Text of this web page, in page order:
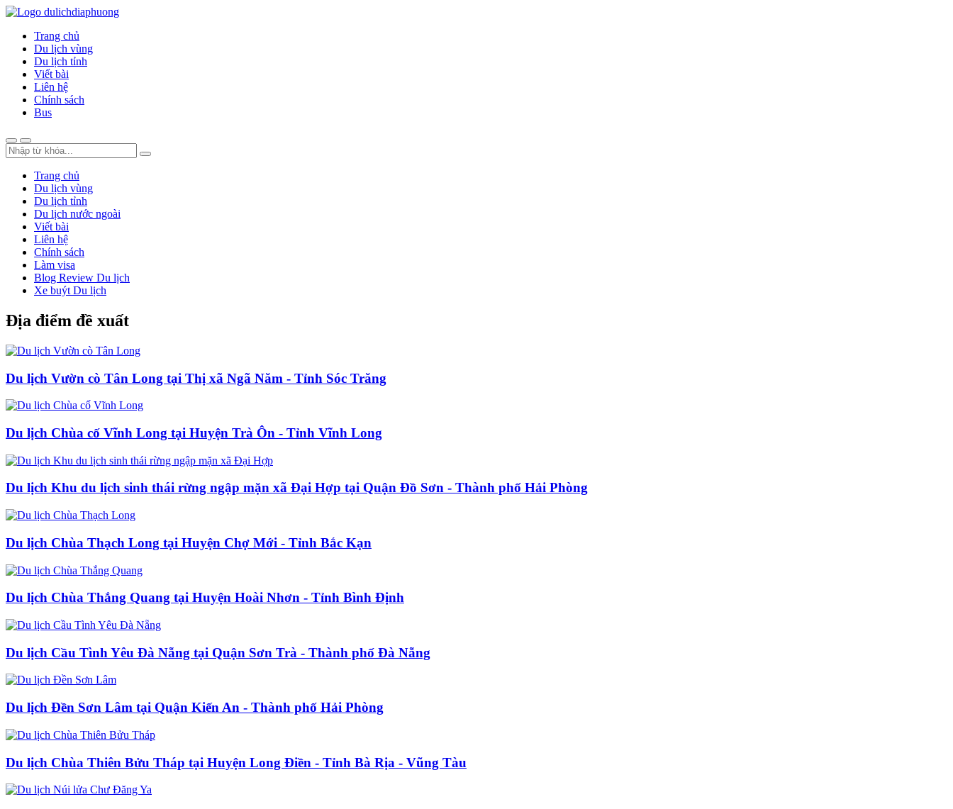
Trang chủ
Du lịch vùng
Du lịch tỉnh
Viết bài
Liên hệ
Chính sách
Bus
Trang chủ
Du lịch vùng
Du lịch tỉnh
Du lịch nước ngoài
Viết bài
Liên hệ
Chính sách
Làm visa
Blog Review Du lịch
Xe buýt Du lịch
Địa điểm đề xuất
Du lịch Vườn cò Tân Long tại Thị xã Ngã Năm - Tỉnh Sóc Trăng
Du lịch Chùa cố Vĩnh Long tại Huyện Trà Ôn - Tỉnh Vĩnh Long
Du lịch Khu du lịch sinh thái rừng ngập mặn xã Đại Hợp tại Quận Đồ Sơn - Thành phố Hải Phòng
Du lịch Chùa Thạch Long tại Huyện Chợ Mới - Tỉnh Bắc Kạn
Du lịch Chùa Thắng Quang tại Huyện Hoài Nhơn - Tỉnh Bình Định
Du lịch Cầu Tình Yêu Đà Nẵng tại Quận Sơn Trà - Thành phố Đà Nẵng
Du lịch Đền Sơn Lâm tại Quận Kiến An - Thành phố Hải Phòng
Du lịch Chùa Thiên Bửu Tháp tại Huyện Long Điền - Tỉnh Bà Rịa - Vũng Tàu